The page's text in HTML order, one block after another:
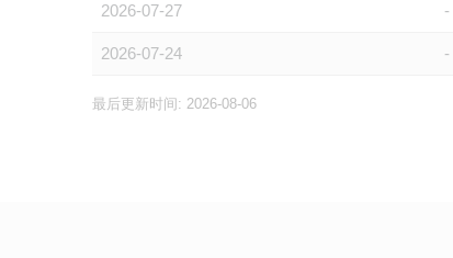
2026-07-27 -
2026-07-24 -
最后更新时间: 2026-08-06